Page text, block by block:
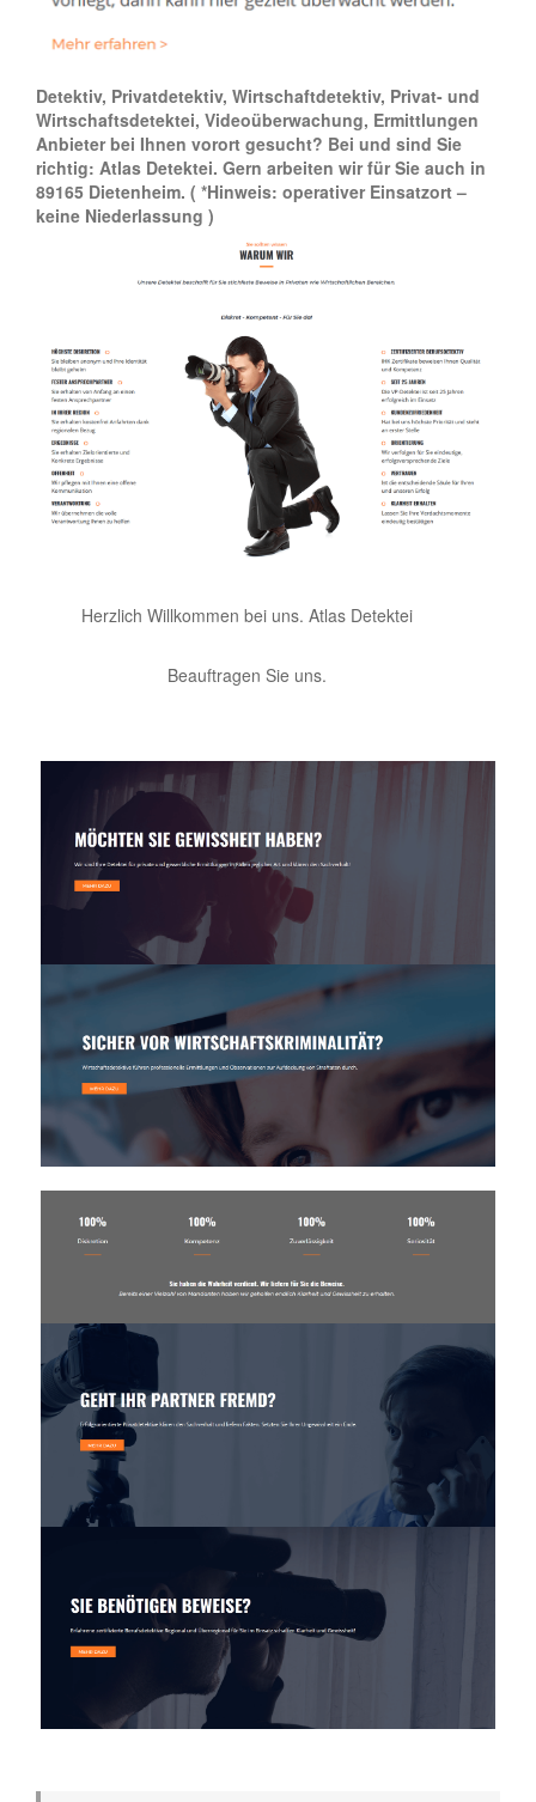
Detektiv, Privatdetektiv, Wirtschaftdetektiv, Privat- und
Wirtschaftsdetektei, Videoüberwachung, Ermittlungen
Anbieter bei Ihnen vorort gesucht? Bei und sind Sie
richtig: Atlas Detektei. Gern arbeiten wir für Sie auch in
89165 Dietenheim. ( *Hinweis: operativer Einsatzort –
keine Niederlassung )
Herzlich Willkommen bei uns. Atlas Detektei
Beauftragen Sie uns.